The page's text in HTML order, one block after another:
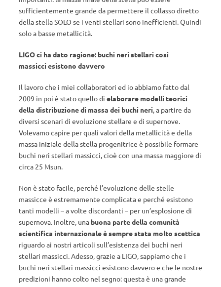
sufficientemente grande da permettere il collasso diretto
della stella SOLO se i venti stellari sono inefficienti. Quindi
solo a basse metallicità.
LIGO ci ha dato ragione: buchi neri stellari così
massicci esistono davvero
Il lavoro che i miei collaboratori ed io abbiamo fatto dal
2009 in poi è stato quello di elaborare modelli teorici
della distribuzione di massa dei buchi neri, a partire da
diversi scenari di evoluzione stellare e di supernove.
Volevamo capire per quali valori della metallicità e della
massa iniziale della stella progenitrice è possibile formare
buchi neri stellari massicci, cioè con una massa maggiore di
circa 25 Msun.
Non è stato facile, perché l’evoluzione delle stelle
massicce è estremamente complicata e perché esistono
tanti modelli – a volte discordanti – per un’esplosione di
supernova. Inoltre, una buona parte della comunità
scientifica internazionale è sempre stata molto scettica
riguardo ai nostri articoli sull’esistenza dei buchi neri
stellari massicci. Adesso, grazie a LIGO, sappiamo che i
buchi neri stellari massicci esistono davvero e che le nostre
predizioni hanno colto nel segno: questa è una grande